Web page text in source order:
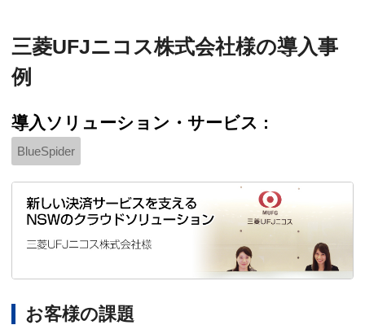
三菱UFJニコス株式会社様の導入事
例
導入ソリューション・サービス :
BlueSpider
お客様の課題